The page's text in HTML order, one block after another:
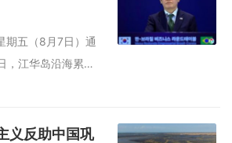
期五（8月7日）通
江华岛沿海累计
而来的木盒地
能因朝鲜近期暴雨
义反助中国巩